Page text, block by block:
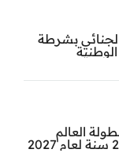
الجنائي بشرطة
العالم